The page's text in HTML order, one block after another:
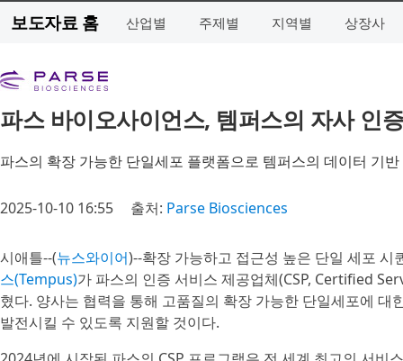
보도자료 홈 산업별 주제별 지역별 상장사
파스 바이오사이언스, 템퍼스의 자사 인
파스의 확장 가능한 단일세포 플랫폼으로 템퍼스의 데이터 기
2025-10-10 16:55 출처: Parse Biosciences
시애틀--(뉴스와이어)--확장 가능하고 접근성 높은 단일 세포
스(Tempus)가 파스의 인증 서비스 제공업체(CSP, Certified
혔다. 양사는 협력을 통해 고품질의 확장 가능한 단일세포에
발전시킬 수 있도록 지원할 것이다.